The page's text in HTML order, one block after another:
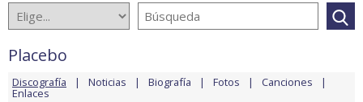
Placebo
Discografía Noticias Biografía Fotos Canciones
Enlaces